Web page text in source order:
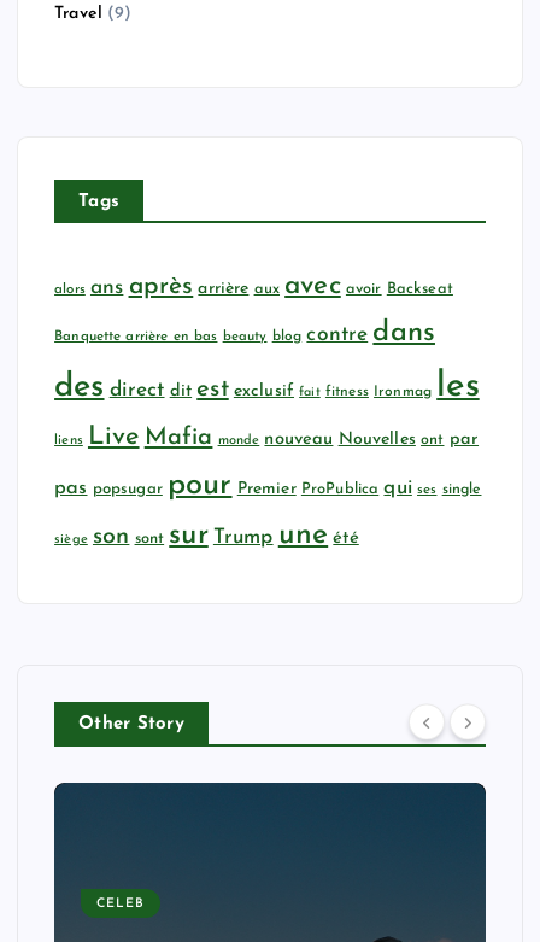
Travel (9)
Tags
alors ans après arrière aux avec avoir Backseat
Banquette arrière en bas beauty blog contre dans
des direct dit est exclusif fait fitness Ironmag les
liens Live Mafia monde nouveau Nouvelles ont par
pas popsugar pour Premier ProPublica qui ses single
siège son sont sur Trump une été
Other Story
CELEB